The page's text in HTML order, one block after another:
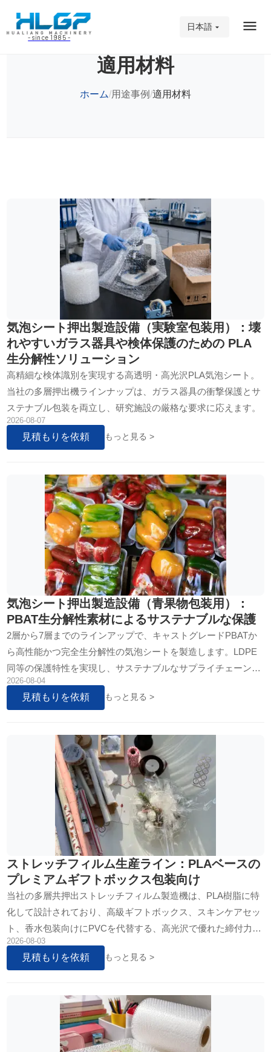
- since 1985 -
日本語
適用材料
ホーム/用途事例/適用材料
気泡シート押出製造設備（実験室包装用）：壊
れやすいガラス器具や検体保護のための PLA
生分解性ソリューション
高精細な検体識別を実現する高透明・高光沢PLA気泡シート。
当社の多層押出機ラインナップは、ガラス器具の衝撃保護とサ
ステナブル包装を両立し、研究施設の厳格な要求に応えます。
2026-08-07
見積もりを依頼 もっと見る >
気泡シート押出製造設備（青果物包装用）：
PBAT生分解性素材によるサステナブルな保護
2層から7層までのラインアップで、キャストグレードPBATか
ら高性能かつ完全生分解性の気泡シートを製造します。LDPE
同等の保護特性を実現し、サステナブルなサプライチェーン全
体で青果物の完全性を確保します。
2026-08-04
見積もりを依頼 もっと見る >
ストレッチフィルム生産ライン：PLAベースの
プレミアムギフトボックス包装向け
当社の多層共押出ストレッチフィルム製造機は、PLA樹脂に特
化して設計されており、高級ギフトボックス、スキンケアセッ
ト、香水包装向けにPVCを代替する、高光沢で優れた締付力を
持つフィルムを、完璧な透明性で生産します。
2026-08-03
見積もりを依頼 もっと見る >